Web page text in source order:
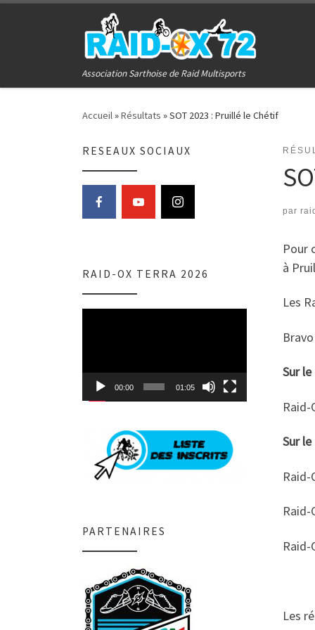
Association Sarthoise de Raid Multisports
Accueil»Résultats »SOT 2023 : Pruillé le Chétif
par
Pour
à
Les
Sur
Raid-
Sur
Raid-
Raid-
Raid-
Les
RESEAUX SOCIAUX
RAID-OX TERRA 2026
00:00 01:05
PARTENAIRES